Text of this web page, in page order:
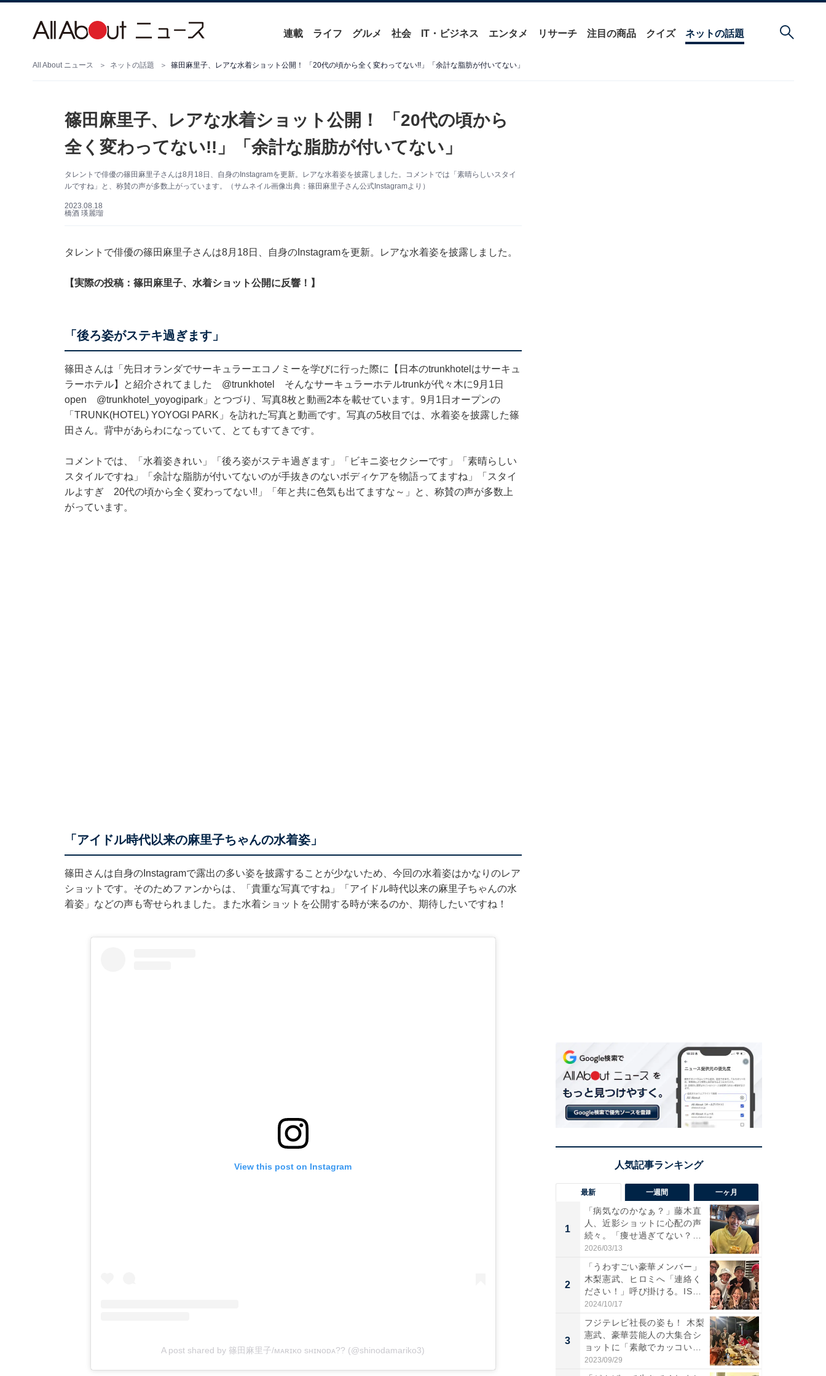
連載 ライフ グルメ 社会 IT・ビジネス エンタメ リサーチ 注目の商品 クイズ ネットの話題
All About ニュース ネットの話題 篠田麻里子、レアな水着ショット公開！ 「20代の頃から全く変わってない!!」「余計な脂肪が付いてない」
篠田麻里子、レアな水着ショット公開！ 「20代の頃から
全く変わってない!!」「余計な脂肪が付いてない」
タレントで俳優の篠田麻里子さんは8月18日、自身のInstagramを更新。レアな水着姿を披露しました。コメントでは「素晴らしいスタイ
ルですね」と、称賛の声が多数上がっています。（サムネイル画像出典：篠田麻里子さん公式Instagramより）
2023.08.18
橋酒 瑛麗瑠
タレントで俳優の篠田麻里子さんは8月18日、自身のInstagramを更新。レアな水着姿を披露しました。
【実際の投稿：篠田麻里子、水着ショット公開に反響！】
「後ろ姿がステキ過ぎます」
篠田さんは「先日オランダでサーキュラーエコノミーを学びに行った際に【日本のtrunkhotelはサーキュ
ラーホテル】と紹介されてました @trunkhotel
そんなサーキュラーホテルtrunkが代々木に9月1日
open @trunkhotel_yoyogipark」とつづり、写真8枚と動画2本を載せています。9月1日オープンの
「TRUNK(HOTEL) YOYOGI PARK」を訪れた写真と動画です。写真の5枚目では、水着姿を披露した篠
田さん。背中があらわになっていて、とてもすてきです。
コメントでは、「水着姿きれい」「後ろ姿がステキ過ぎます」「ビキニ姿セクシーです」「素晴らしい
スタイルですね」「余計な脂肪が付いてないのが手抜きのないボディケアを物語ってますね」「スタイ
ルよすぎ 20代の頃から全く変わってない!!」「年と共に色気も出てますな～」と、称賛の声が多数上
がっています。
「アイドル時代以来の麻里子ちゃんの水着姿」
篠田さんは自身のInstagramで露出の多い姿を披露することが少ないため、今回の水着姿はかなりのレア
ショットです。そのためファンからは、「貴重な写真ですね」「アイドル時代以来の麻里子ちゃんの水
着姿」などの声も寄せられました。また水着ショットを公開する時が来るのか、期待したいですね！
View this post on Instagram
A post shared by 篠田麻里子/ᴍᴀʀɪᴋᴏ sʜɪɴᴏᴅᴀ?? (@shinodamariko3)
最新 一週間 一ヶ月
1
「病気なのかなぁ？」藤木直
人、近影ショットに心配の声
続々。「痩せ過ぎてない？」
「...
2026/03/13
2
「うわすごい豪華メンバー」
木梨憲武、ヒロミへ「連絡く
ださい！」呼び掛ける。IS
S...
2024/10/17
3
フジテレビ社長の姿も！ 木梨
憲武、豪華芸能人の大集合シ
ョットに「素敵でカッコい
い...
2023/09/29